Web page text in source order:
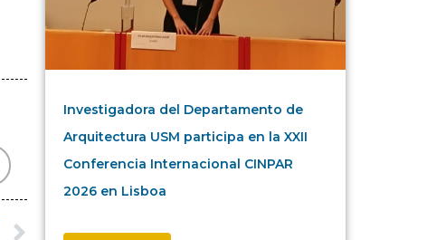
Investigadora del Departamento de
Arquitectura USM participa en la XXII
Conferencia Internacional CINPAR
2026 en Lisboa